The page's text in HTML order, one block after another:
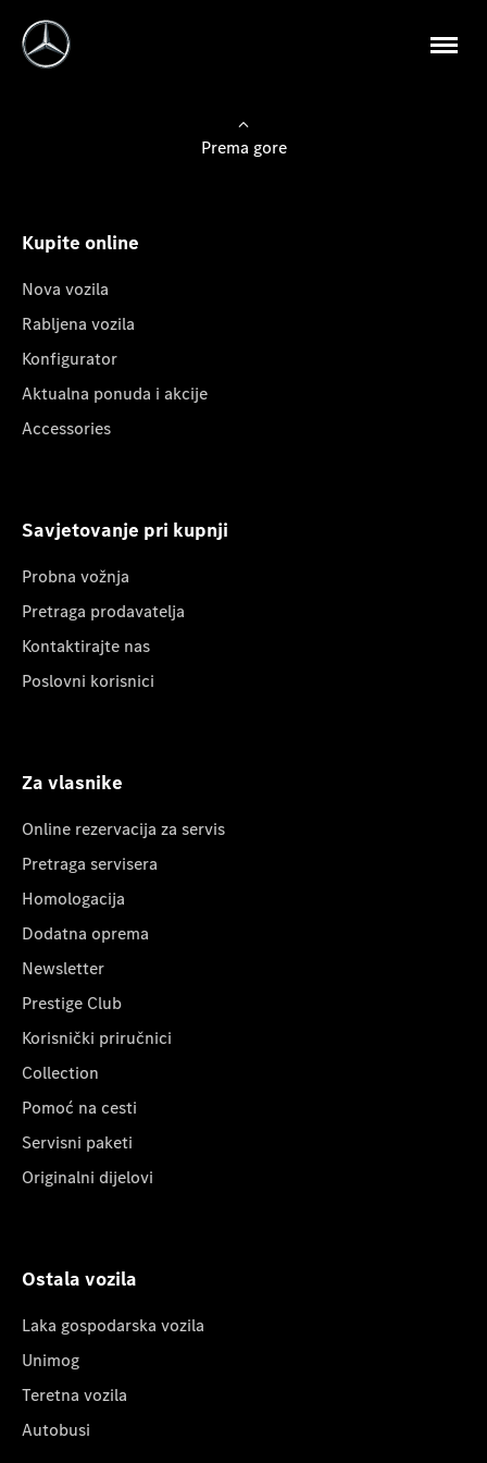
Prema gore
Kupite online
Nova vozila
Rabljena vozila
Konfigurator
Aktualna ponuda i akcije
Accessories
Savjetovanje pri kupnji
Probna vožnja
Pretraga prodavatelja
Kontaktirajte nas
Poslovni korisnici
Za vlasnike
Online rezervacija za servis
Pretraga servisera
Homologacija
Dodatna oprema
Newsletter
Prestige Club
Korisnički priručnici
Collection
Pomoć na cesti
Servisni paketi
Originalni dijelovi
Ostala vozila
Laka gospodarska vozila
Unimog
Teretna vozila
Autobusi